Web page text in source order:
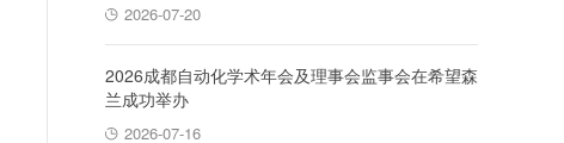
2026-07-20
2026成都自动化学术年会及理事会监事会在希望森
兰成功举办
2026-07-16